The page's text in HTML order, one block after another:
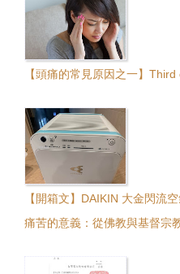
【頭痛的常見原因之一】
【開箱文】DAIKIN 大金閃流
痛苦的意義：從佛教與基督宗